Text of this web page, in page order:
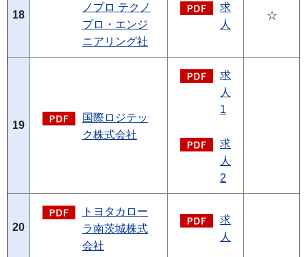
18
ノプロ テクノ
プロ・エンジ
ニアリング社
求
人
☆
19
国際ロジテッ
ク株式会社
求
人
1
求
人
2
20
トヨタカロー
ラ南茨城株式
会社
求
人